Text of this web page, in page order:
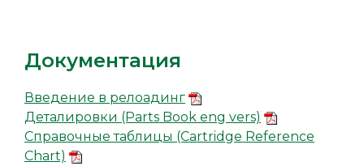
Документация
Введение в релоадинг
Деталировки (Parts Book eng vers)
Справочные таблицы (Cartridge Reference
Chart)